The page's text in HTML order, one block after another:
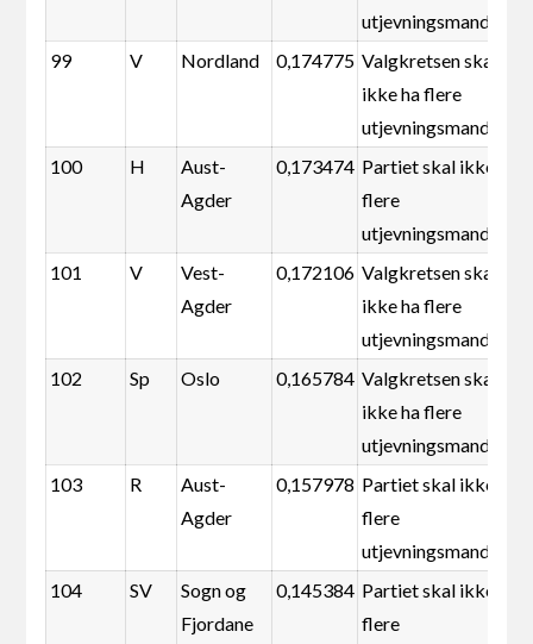
utjevningsmandater
99
V Nordland 0,174775 Valgkretsen skal
ikke ha flere
utjevningsmandater
100
H
Aust-
Agder
0,173474 Partiet skal ikke ha
flere
utjevningsmandater
101
V
Vest-
Agder
0,172106 Valgkretsen skal
ikke ha flere
utjevningsmandater
102
Sp Oslo 0,165784 Valgkretsen skal
ikke ha flere
utjevningsmandater
103
R
Aust-
Agder
0,157978 Partiet skal ikke ha
flere
utjevningsmandater
104
SV
Sogn og
Fjordane
0,145384 Partiet skal ikke ha
flere